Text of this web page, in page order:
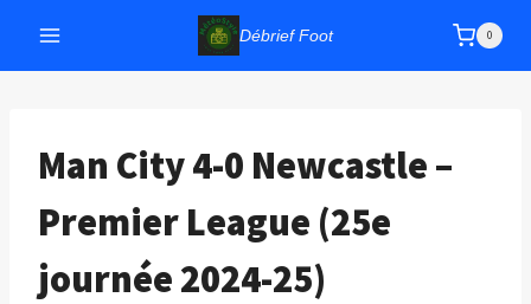
contenu
Débrief Foot 0
Man City 4-0 Newcastle –
Premier League (25e
journée 2024-25)